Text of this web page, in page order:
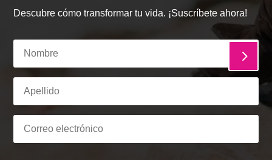
Descubre cómo transformar tu vida. ¡Suscríbete ahora!